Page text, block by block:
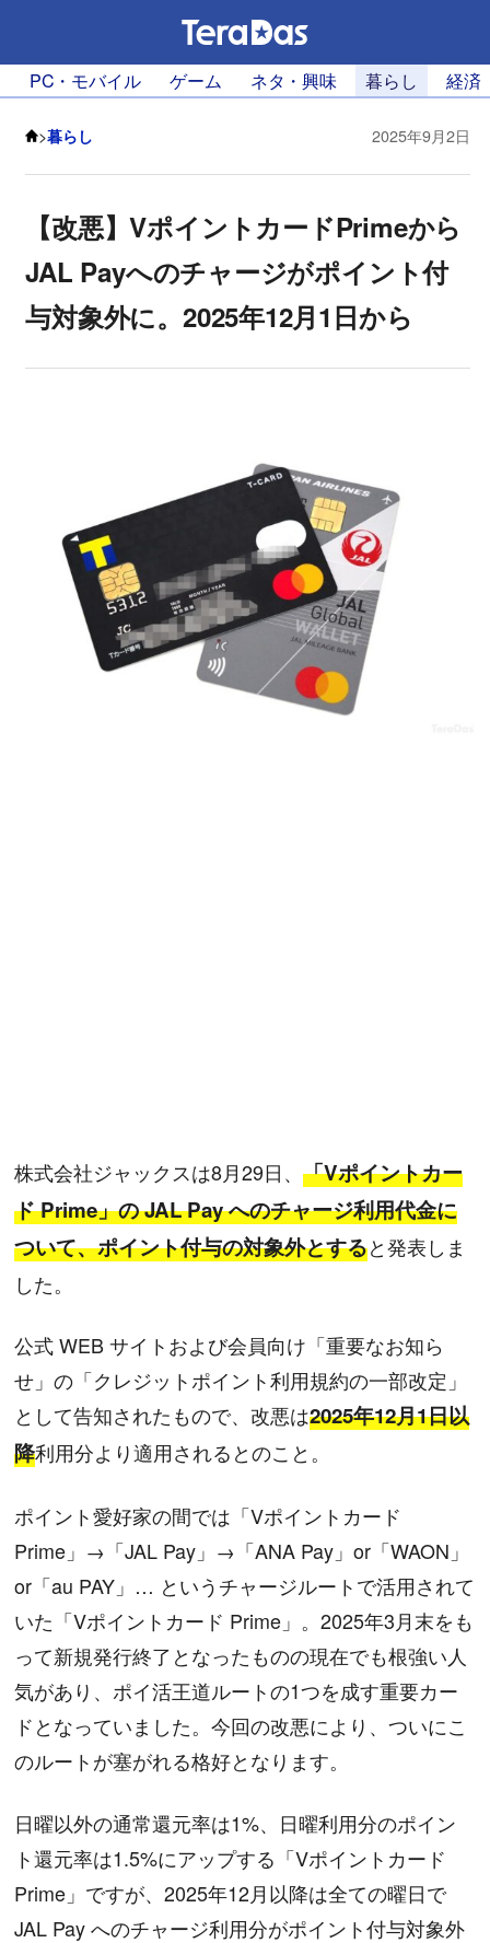
PC・モバイル ゲーム ネタ・興味 暮らし 経済
>暮らし 2025年9月2日
【改悪】VポイントカードPrimeから
JAL Payへのチャージがポイント付
与対象外に。2025年12月1日から
株式会社ジャックスは8月29日、「Vポイントカー
ド Prime」の JAL Pay へのチャージ利用代金に
ついて、ポイント付与の対象外とすると発表しま
した。
公式 WEB サイトおよび会員向け「重要なお知ら
せ」の「クレジットポイント利用規約の一部改定」
として告知されたもので、改悪は2025年12月1日以
降利用分より適用されるとのこと。
ポイント愛好家の間では「Vポイントカード
Prime」→「JAL Pay」→「ANA Pay」or「WAON」
or「au PAY」… というチャージルートで活用されて
いた「Vポイントカード Prime」。2025年3月末をも
って新規発行終了となったものの現在でも根強い人
気があり、ポイ活王道ルートの1つを成す重要カー
ドとなっていました。今回の改悪により、ついにこ
のルートが塞がれる格好となります。
日曜以外の通常還元率は1%、日曜利用分のポイン
ト還元率は1.5%にアップする「Vポイントカード
Prime」ですが、2025年12月以降は全ての曜日で
JAL Pay へのチャージ利用分がポイント付与対象外